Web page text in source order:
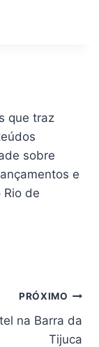
que traz
sobre
e
de
PRÓXIMO
na Barra da
Tijuca